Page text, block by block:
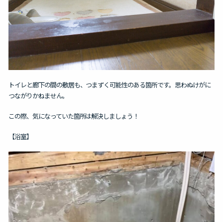
トイレと廊下の間の敷居も、つまずく可能性のある箇所です。思わぬけがに
つながりかねません。
この際、気になっていた箇所は解決しましょう！
【浴室】